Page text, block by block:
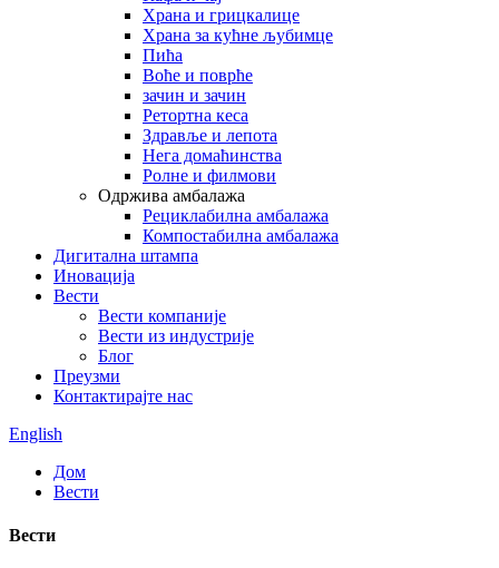
Храна и грицкалице
Храна за кућне љубимце
Пића
Воће и поврће
зачин и зачин
Ретортна кеса
Здравље и лепота
Нега домаћинства
Ролне и филмови
Одржива амбалажа
Рециклабилна амбалажа
Компостабилна амбалажа
Дигитална штампа
Иновација
Вести
Вести компаније
Вести из индустрије
Блог
Преузми
Контактирајте нас
English
Дом
Вести
Вести